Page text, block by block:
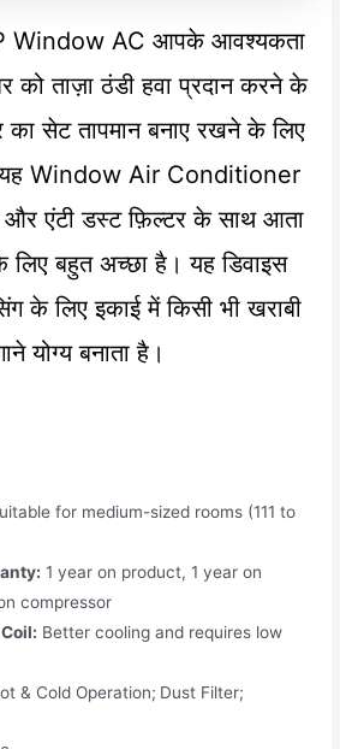
Window AC आपके आवश्यकता
ताज़ा ठंडी हवा प्रदान करने के
सेट तापमान बनाए रखने के लिए
यह Window Air Conditioner
और एंटी डस्ट फ़िल्टर के साथ आता
बहुत अच्छा है। यह डिवाइस
के लिए इकाई में किसी भी खराबी
योग्य बनाता है।
for medium-sized rooms (111 to
1 year on product, 1 year on
compressor
Better cooling and requires low
& Cold Operation; Dust Filter;